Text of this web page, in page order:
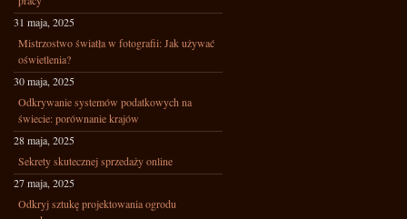
31 maja, 2025
Mistrzostwo światła w fotografii: Jak używać
oświetlenia?
30 maja, 2025
Odkrywanie systemów podatkowych na
świecie: porównanie krajów
28 maja, 2025
Sekrety skutecznej sprzedaży online
27 maja, 2025
Odkryj sztukę projektowania ogrodu